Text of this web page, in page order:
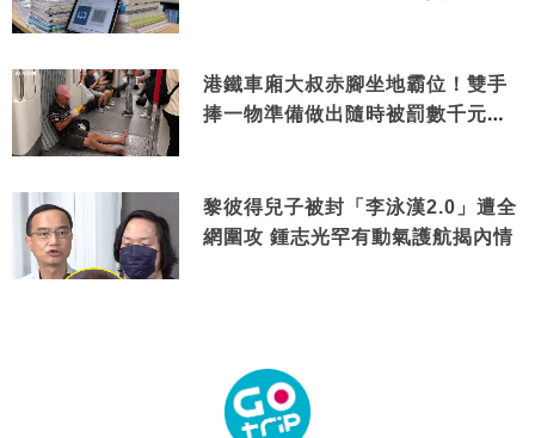
港鐵車廂大叔赤腳坐地霸位！雙手
捧一物準備做出隨時被罰數千元舉
黎彼得兒子被封「李泳漢2.0」遭全
網圍攻 鍾志光罕有動氣護航揭內情